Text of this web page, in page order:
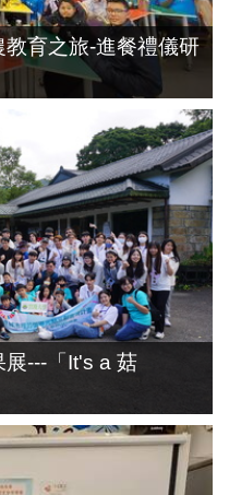
育之旅-進餐禮儀研
---「It's a 菇